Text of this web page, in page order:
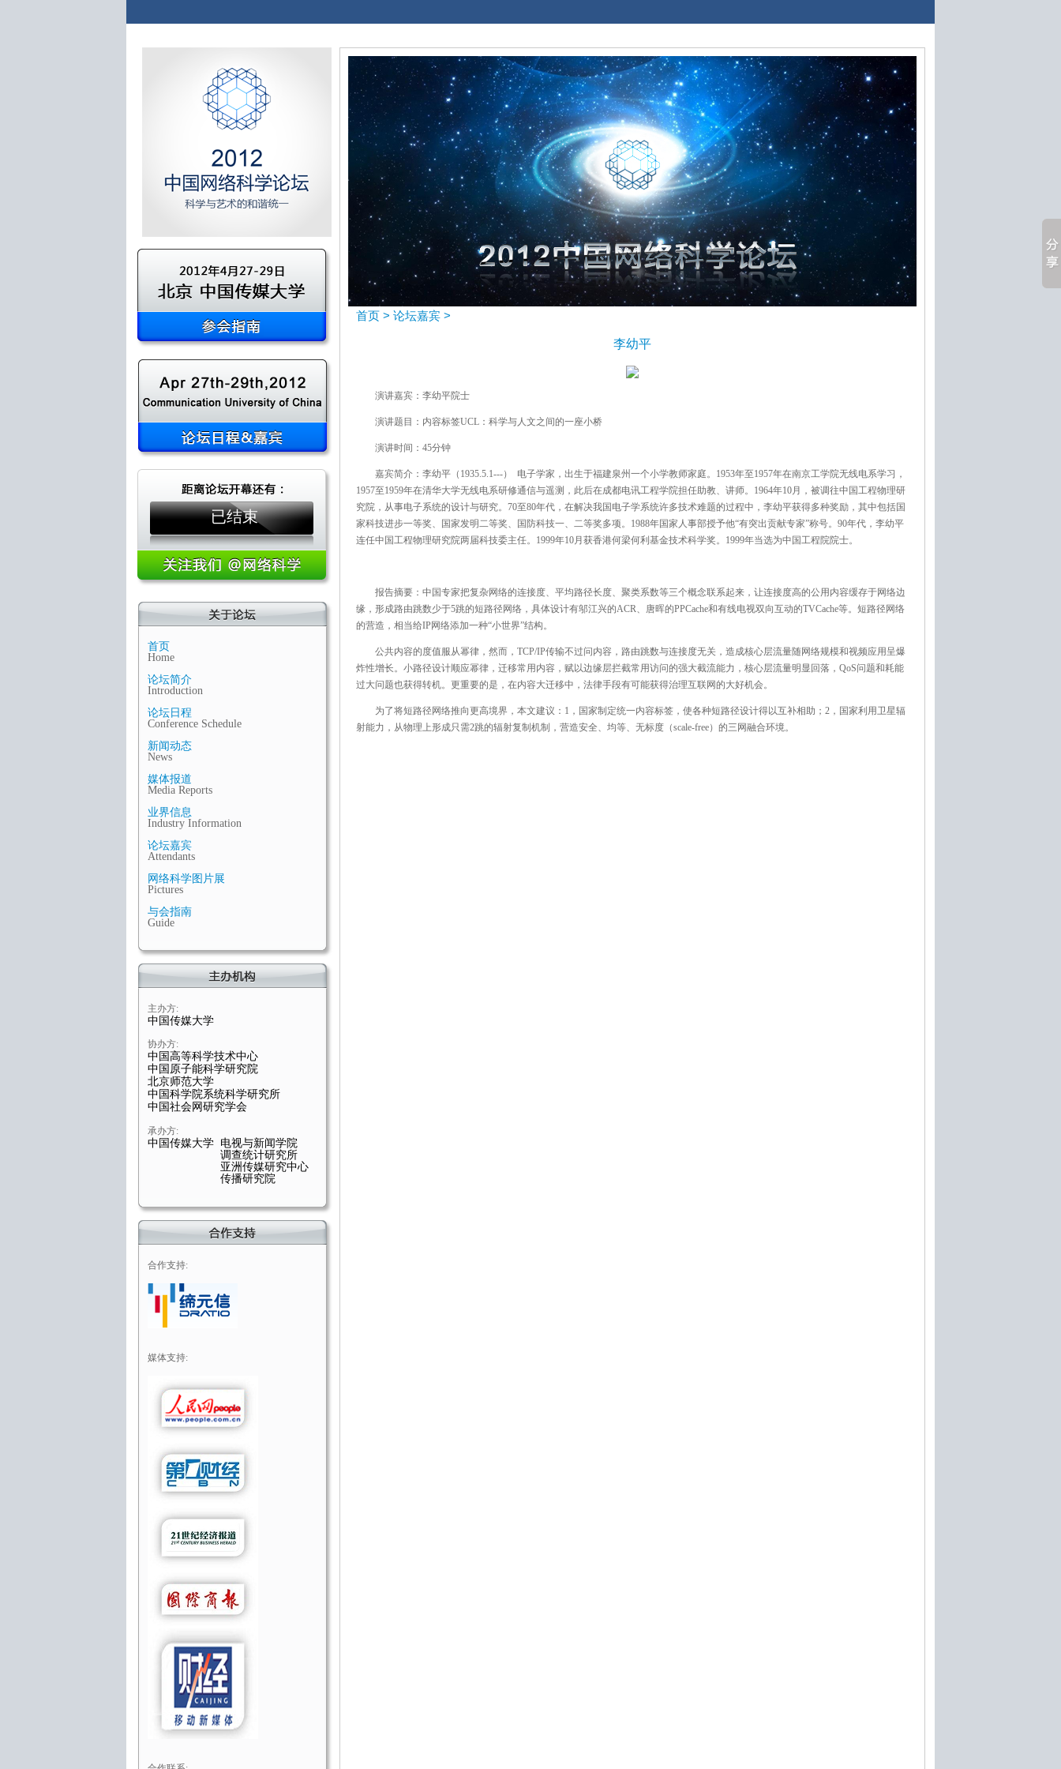
已结束
首页
Home
论坛简介
Introduction
论坛日程
Conference Schedule
新闻动态
News
媒体报道
Media Reports
业界信息
Industry Information
论坛嘉宾
Attendants
网络科学图片展
Pictures
与会指南
Guide
主办方:
中国传媒大学
协办方:
中国高等科学技术中心
中国原子能科学研究院
北京师范大学
中国科学院系统科学研究所
中国社会网研究学会
承办方:
中国传媒大学 电视与新闻学院
调查统计研究所
亚洲传媒研究中心
传播研究院
合作支持:
媒体支持:
首页 > 论坛嘉宾 >
李幼平
演讲嘉宾：李幼平院士
演讲题目：内容标签UCL：科学与人文之间的一座小桥
演讲时间：45分钟
嘉宾简介：李幼平（1935.5.1---） 电子学家，出生于福建泉州一个小学教师家庭。1953年至1957年在南京工学院无线电系学习，
1957至1959年在清华大学无线电系研修通信与遥测，此后在成都电讯工程学院担任助教、讲师。1964年10月，被调往中国工程物理研
究院，从事电子系统的设计与研究。70至80年代，在解决我国电子学系统许多技术难题的过程中，李幼平获得多种奖励，其中包括国
家科技进步一等奖、国家发明二等奖、国防科技一、二等奖多项。1988年国家人事部授予他“有突出贡献专家”称号。90年代，李幼平
连任中国工程物理研究院两届科技委主任。1999年10月获香港何梁何利基金技术科学奖。1999年当选为中国工程院院士。
报告摘要：中国专家把复杂网络的连接度、平均路径长度、聚类系数等三个概念联系起来，让连接度高的公用内容缓存于网络边
缘，形成路由跳数少于5跳的短路径网络，具体设计有邬江兴的ACR、唐晖的PPCache和有线电视双向互动的TVCache等。短路径网络
的营造，相当给IP网络添加一种“小世界”结构。
公共内容的度值服从幂律，然而，TCP/IP传输不过问内容，路由跳数与连接度无关，造成核心层流量随网络规模和视频应用呈爆
炸性增长。小路径设计顺应幂律，迁移常用内容，赋以边缘层拦截常用访问的强大截流能力，核心层流量明显回落，QoS问题和耗能
过大问题也获得转机。更重要的是，在内容大迁移中，法律手段有可能获得治理互联网的大好机会。
为了将短路径网络推向更高境界，本文建议：1，国家制定统一内容标签，使各种短路径设计得以互补相助；2，国家利用卫星辐
射能力，从物理上形成只需2跳的辐射复制机制，营造安全、均等、无标度（scale-free）的三网融合环境。